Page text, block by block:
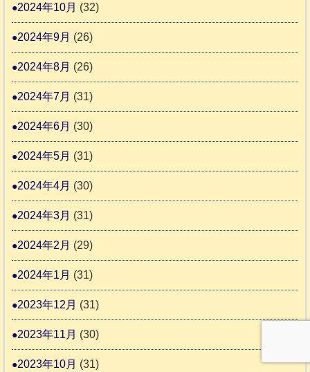
2024年10月 (32)
2024年9月 (26)
2024年8月 (26)
2024年7月 (31)
2024年6月 (30)
2024年5月 (31)
2024年4月 (30)
2024年3月 (31)
2024年2月 (29)
2024年1月 (31)
2023年12月 (31)
2023年11月 (30)
2023年10月 (31)